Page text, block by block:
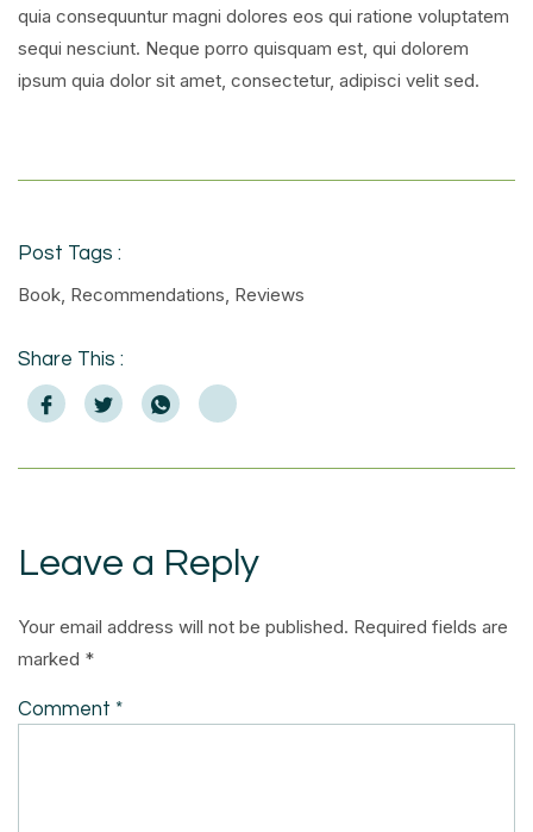
quia consequuntur magni dolores eos qui ratione voluptatem
sequi nesciunt. Neque porro quisquam est, qui dolorem
ipsum quia dolor sit amet, consectetur, adipisci velit sed.
Post Tags :
Book, Recommendations, Reviews
Share This :
Leave a Reply
Your email address will not be published. Required fields are
marked *
Comment *